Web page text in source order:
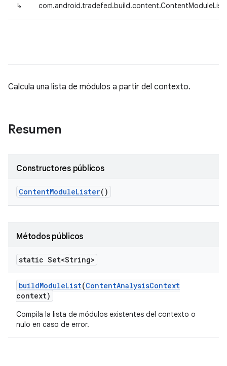
↳
Calcula una lista de módulos a partir del contexto.
Resumen
Constructores públicos
ContentModuleLister()
Métodos públicos
static Set<String>
buildModuleList(ContentAnalysisContext
context)
Compila la lista de módulos existentes del contexto o
nulo en caso de error.